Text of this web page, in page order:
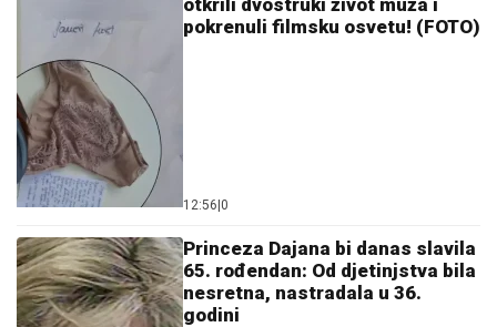
otkrili dvostruki život muža i
pokrenuli filmsku osvetu! (FOTO)
12:56 0
Princeza Dajana bi danas slavila
65. rođendan: Od djetinjstva bila
nesretna, nastradala u 36.
godini